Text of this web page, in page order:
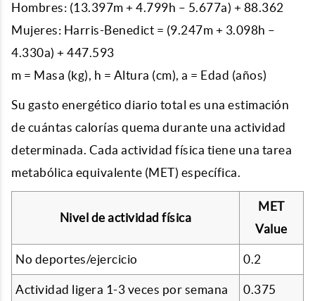
Hombres: (13.397m + 4.799h – 5.677a) + 88.362
Mujeres: Harris-Benedict = (9.247m + 3.098h –
4.330a) + 447.593
m = Masa (kg), h = Altura (cm), a = Edad (años)
Su gasto energético diario total es una estimación
de cuántas calorías quema durante una actividad
determinada. Cada actividad física tiene una tarea
metabólica equivalente (MET) específica.
Nivel de actividad física
MET
Value
No deportes/ejercicio 0.2
Actividad ligera 1-3 veces por semana 0.375